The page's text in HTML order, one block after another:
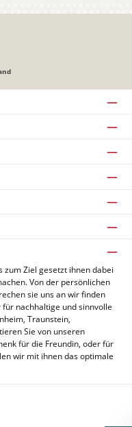
zum Ziel gesetzt ihnen dabei
Von der persönlichen
sie uns an wir finden
nachhaltige und sinnvolle
Traunstein,
Sie von unseren
für die Freundin, oder für
wir mit ihnen das optimale